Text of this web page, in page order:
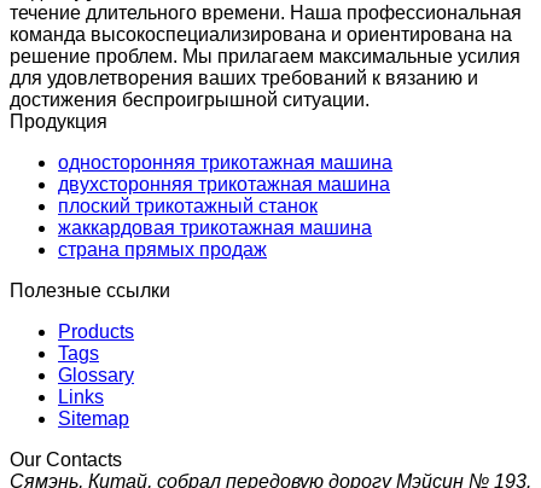
течение длительного времени. Наша профессиональная
команда высокоспециализирована и ориентирована на
решение проблем. Мы прилагаем максимальные усилия
для удовлетворения ваших требований к вязанию и
достижения беспроигрышной ситуации.
Продукция
односторонняя трикотажная машина
двухсторонняя трикотажная машина
плоский трикотажный станок
жаккардовая трикотажная машина
страна прямых продаж
Полезные ссылки
Products
Tags
Glossary
Links
Sitemap
Our Contacts
Сямэнь, Китай, собрал передовую дорогу Мэйсин № 193.